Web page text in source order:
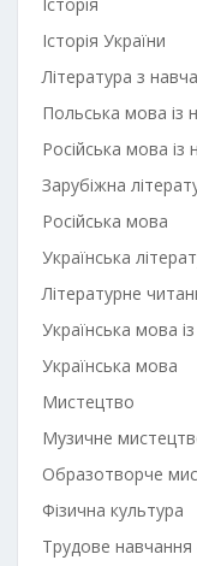
Історія України
Література з
Польська мова
Російська мова
Зарубіжна
Російська мова
Українська
Літературне
Українська мова
Українська мова
Мистецтво
Музичне
Образотворче
Фізична культура
Трудове навчання